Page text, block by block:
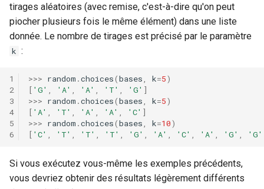
tirages aléatoires (avec remise, c'est-à-dire qu'on peut
piocher plusieurs fois le même élément) dans une liste
donnée. Le nombre de tirages est précisé par le paramètre
k :
>>> random .choices(bases, k=5)
[ 'G' , 'A' , 'A' , 'T' , 'G' ]
>>> random .choices(bases, k=5)
[ 'A' , 'T' , 'A' , 'A' , 'C' ]
>>> random .choices(bases, k=10)
[ 'C' , 'T' , 'T' , 'T' , 'G' , 'A' , 'C' , 'A' , 'G' , 'G'
Si vous exécutez vous-même les exemples précédents,
vous devriez obtenir des résultats légèrement différents